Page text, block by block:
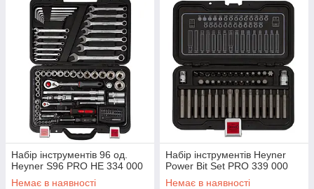
Набір інструментів 96 од.
Heyner S96 PRO НЕ 334 000
Немає в наявності
Набір інструментів Heyner
Power Bit Set PRO 339 000
Немає в наявності